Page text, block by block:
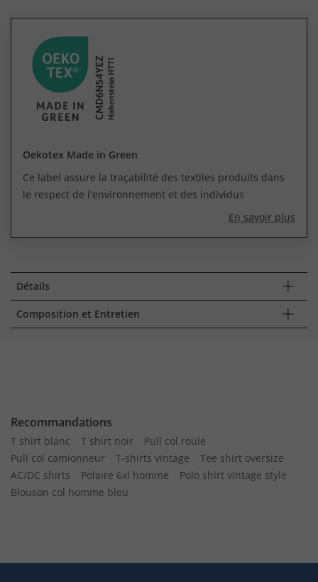
Oekotex Made in Green
Ce label assure la traçabilité des textiles produits dans
le respect de l'environnement et des individus
En savoir plus
Détails
Composition et Entretien
Recommandations
T shirt blanc T shirt noir
Pull col roule
Pull col camionneur
T-shirts vintage
Tee shirt oversize
AC/DC shirts
Polaire 6xl homme
Polo shirt vintage style
Blouson col homme bleu